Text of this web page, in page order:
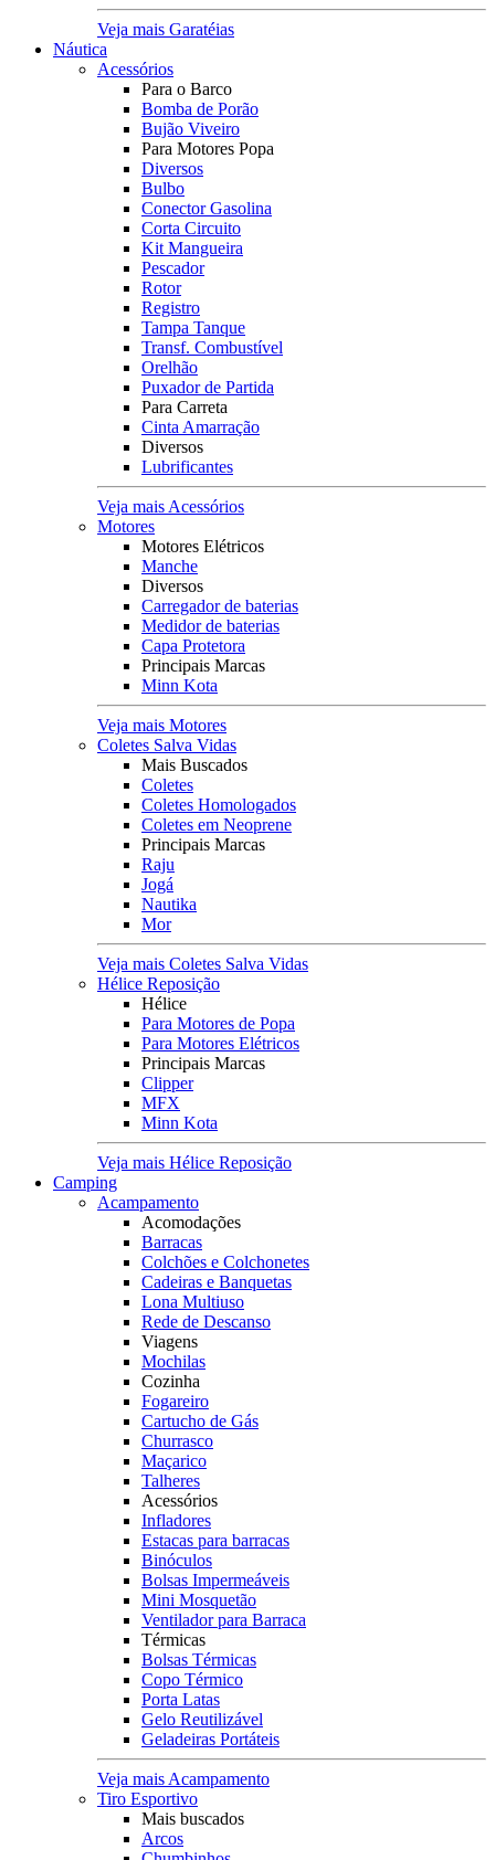
Veja mais Garatéias
Náutica
Acessórios
Para o Barco
Bomba de Porão
Bujão Viveiro
Para Motores Popa
Diversos
Bulbo
Conector Gasolina
Corta Circuito
Kit Mangueira
Pescador
Rotor
Registro
Tampa Tanque
Transf. Combustível
Orelhão
Puxador de Partida
Para Carreta
Cinta Amarração
Diversos
Lubrificantes
Veja mais Acessórios
Motores
Motores Elétricos
Manche
Diversos
Carregador de baterias
Medidor de baterias
Capa Protetora
Principais Marcas
Minn Kota
Veja mais Motores
Coletes Salva Vidas
Mais Buscados
Coletes
Coletes Homologados
Coletes em Neoprene
Principais Marcas
Raju
Jogá
Nautika
Mor
Veja mais Coletes Salva Vidas
Hélice Reposição
Hélice
Para Motores de Popa
Para Motores Elétricos
Principais Marcas
Clipper
MFX
Minn Kota
Veja mais Hélice Reposição
Camping
Acampamento
Acomodações
Barracas
Colchões e Colchonetes
Cadeiras e Banquetas
Lona Multiuso
Rede de Descanso
Viagens
Mochilas
Cozinha
Fogareiro
Cartucho de Gás
Churrasco
Maçarico
Talheres
Acessórios
Infladores
Estacas para barracas
Binóculos
Bolsas Impermeáveis
Mini Mosquetão
Ventilador para Barraca
Térmicas
Bolsas Térmicas
Copo Térmico
Porta Latas
Gelo Reutilizável
Geladeiras Portáteis
Veja mais Acampamento
Tiro Esportivo
Mais buscados
Arcos